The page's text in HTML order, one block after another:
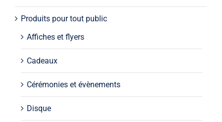
Produits pour tout public
Affiches et flyers
Cadeaux
Cérémonies et évènements
Disque